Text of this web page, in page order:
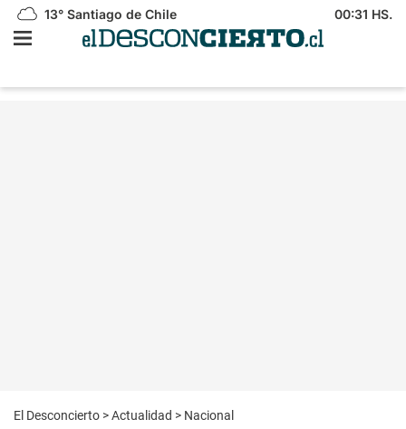
13° Santiago de Chile 00:31 HS.
El Desconcierto >Actualidad > Nacional